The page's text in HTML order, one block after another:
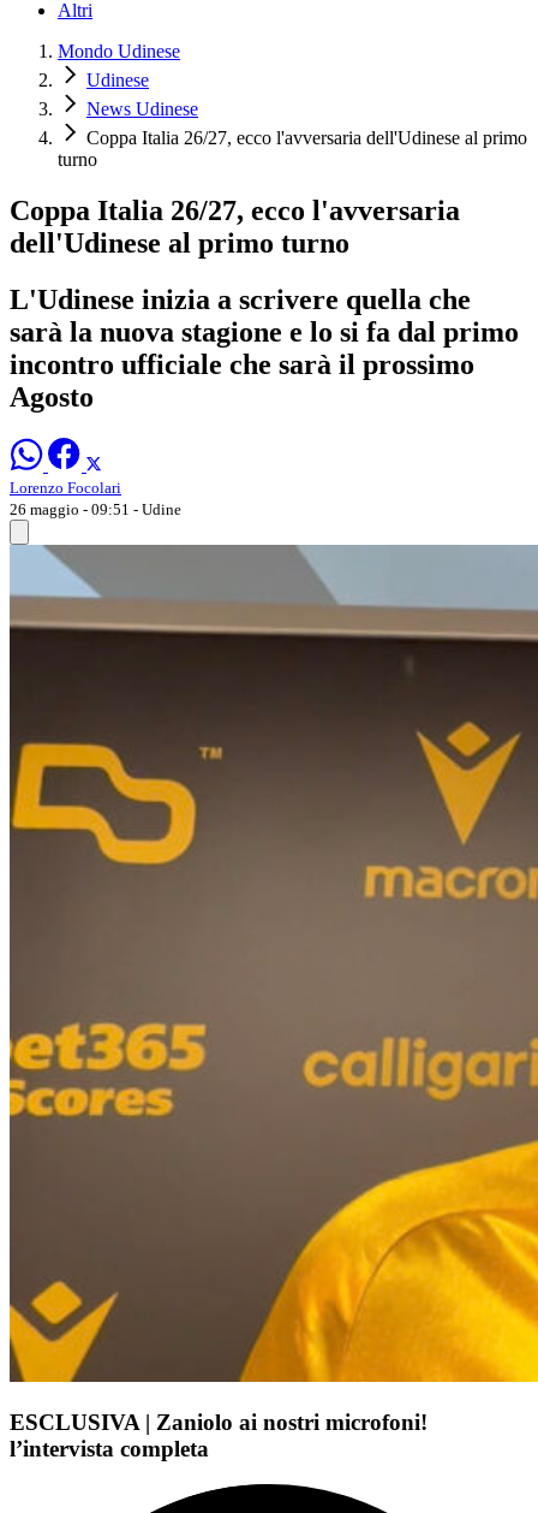
Altri
Mondo Udinese
Udinese
News Udinese
Coppa Italia 26/27, ecco l'avversaria dell'Udinese al primo
turno
Coppa Italia 26/27, ecco l'avversaria
dell'Udinese al primo turno
L'Udinese inizia a scrivere quella che
sarà la nuova stagione e lo si fa dal primo
incontro ufficiale che sarà il prossimo
Agosto
Lorenzo Focolari
26 maggio - 09:51 - Udine
ESCLUSIVA | Zaniolo ai nostri microfoni!
l’intervista completa